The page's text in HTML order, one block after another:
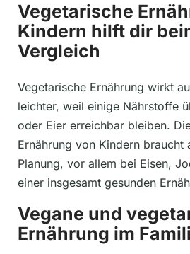
Vegetarische
Kindern hilft dir
Vergleich
Vegetarische Ernährung wirkt
leichter, weil einige Nährstoffe
oder Eier erreichbar bleiben.
Ernährung von Kindern braucht
Planung, vor allem bei Eisen,
einer insgesamt gesunden
Vegane und
Ernährung im